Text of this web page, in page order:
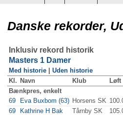
Danske rekorder,
Inklusiv rekord historik
Masters 1 Damer
Med historie
Uden historie
Kl. Navn Klub Løft
Bænkpres, enkelt
69
Eva Buxbom (63) Horsens SK
69
Kathrine H Bak Tårnby SK